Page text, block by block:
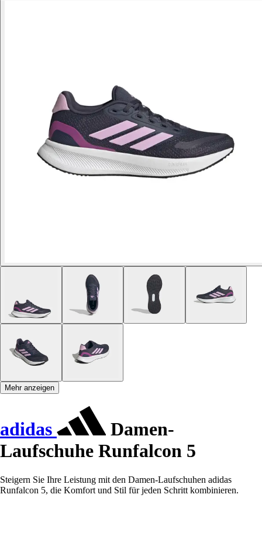
Mehr anzeigen
adidas
Damen-
Laufschuhe Runfalcon 5
Steigern Sie Ihre Leistung mit den Damen-Laufschuhen adidas
Runfalcon 5, die Komfort und Stil für jeden Schritt kombinieren.